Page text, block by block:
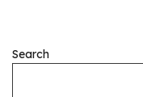
Search